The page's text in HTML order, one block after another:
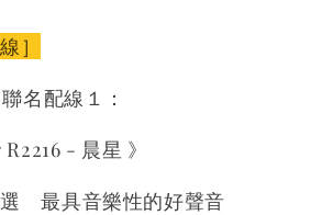
］
名配線１：
- 晨星 》
最具音樂性的好聲音